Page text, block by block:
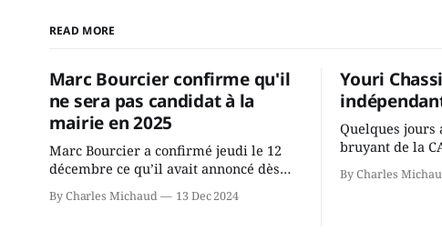
READ MORE
Marc Bourcier confirme qu'il
ne sera pas candidat à la
mairie en 2025
Marc Bourcier a confirmé jeudi le 12
décembre ce qu’il avait annoncé dès
2021: il ne sollicitera pas de deuxième
mandat à titre de maire de Saint-
By Charles Michaud 13 Dec 2024
Youri
Quelques jours
bruyant de la
présente une
Chassin. Nous
By Charles